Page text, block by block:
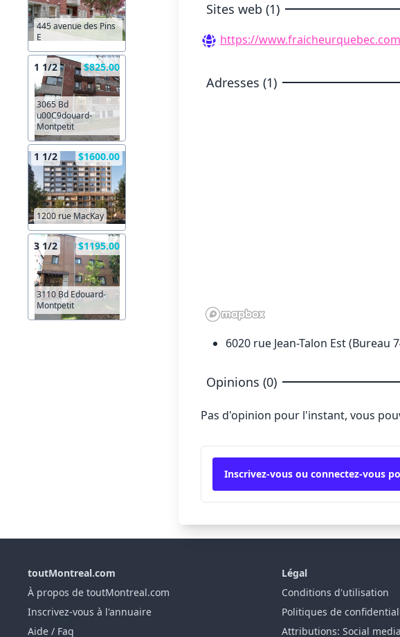
445 avenue des Pins
E
1 1/2 $825.00
3065 Bd
u00C9douard-
Montpetit
1 1/2 $1600.00
1200 rue MacKay
3 1/2 $1195.00
3110 Bd Edouard-
Montpetit
Sites web (1)
https://www.fraicheurquebec.com
Adresses (1)
6020 rue Jean-Talon Est (Bureau
Opinions (0)
Pas d'opinion pour l'instant, vous
Inscrivez-vous ou connectez-vous
toutMontreal.com
À propos de toutMontreal.com
Inscrivez-vous à l'annuaire
Aide / Faq
Légal
Conditions d'utilisation
Politiques de
Attributions: Social